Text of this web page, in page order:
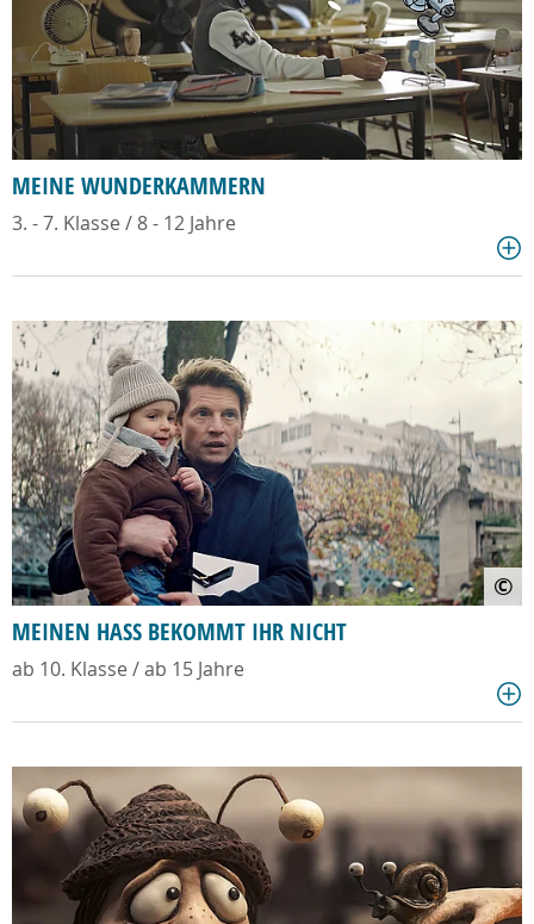
MEINE WUNDERKAMMERN
3. - 7. Klasse / 8 - 12 Jahre
©
MEINEN HASS BEKOMMT IHR NICHT
ab 10. Klasse / ab 15 Jahre